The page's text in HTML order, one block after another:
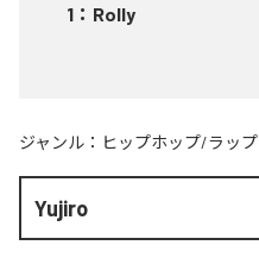
1 ： Rolly
ジャンル： ヒップホップ/ラップ
Yujiro